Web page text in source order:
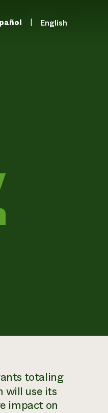
English
totaling
will use its
impact on